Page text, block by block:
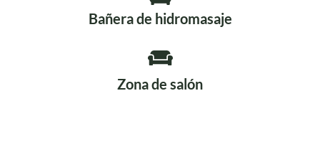
Bañera de hidromasaje
Zona de salón